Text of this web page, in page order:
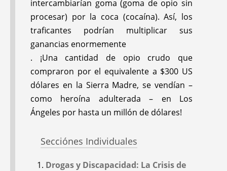
VISITAS A
PROGRAMAS DE
SALUD
COMUNITARIA EN
Exploring the
Americas for
Community-
VIGNETTES FROM
THE PUEBLO VIEJO:
Victor Miller Describes
his Experiences
Outposts; and the
Changing Role of
American Volunteers
intercambiarían goma (goma de opio sin
procesar) por la coca (cocaína). Así, los
traficantes podrían multiplicar sus
ganancias enormemente
. ¡Una cantidad de opio crudo que
compraron por el equivalente a $300 US
dólares en la Sierra Madre, se vendían –
como heroína adulterada – en Los
Ángeles por hasta un millón de dólares!
Secciónes Individuales
Drogas y Discapacidad: La Crisis de